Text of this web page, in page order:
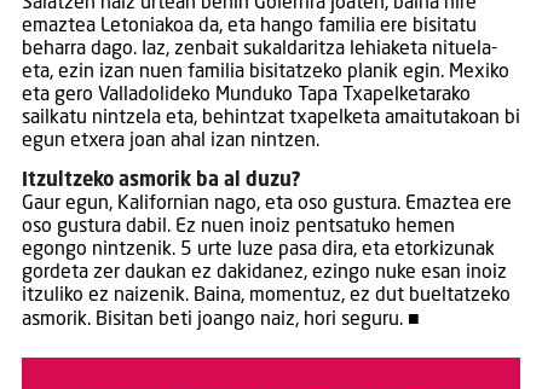
emaztea Letoniakoa da, eta hango familia ere bisitatu
beharra dago. Iaz, zenbait sukaldaritza lehiaketa nituela-
eta, ezin izan nuen familia bisitatzeko planik egin. Mexiko
eta gero Valladolideko Munduko Tapa Txapelketarako
sailkatu nintzela eta, behintzat txapelketa amaitutakoan bi
egun etxera joan ahal izan nintzen.
Itzultzeko asmorik ba al duzu?
Gaur egun, Kalifornian nago, eta oso gustura. Emaztea ere
oso gustura dabil. Ez nuen inoiz pentsatuko hemen
egongo nintzenik. 5 urte luze pasa dira, eta etorkizunak
gordeta zer daukan ez dakidanez, ezingo nuke esan inoiz
itzuliko ez naizenik. Baina, momentuz, ez dut bueltatzeko
asmorik. Bisitan beti joango naiz, hori seguru. ■